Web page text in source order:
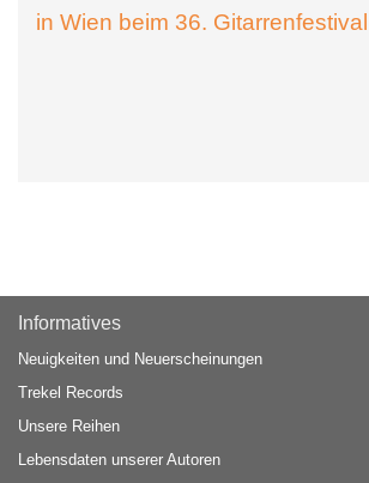
in Wien beim 36. Gitarrenfestival
Informatives
Neuigkeiten und Neuerscheinungen
Trekel Records
Unsere Reihen
Lebensdaten unserer Autoren